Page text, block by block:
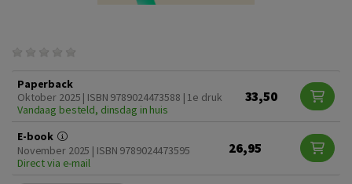
Paperback
Oktober 2025 | ISBN 9789024473588 | 1e druk
Vandaag besteld, dinsdag in huis
33,50
E-book
November 2025 | ISBN 9789024473595
Direct via e-mail
26,95